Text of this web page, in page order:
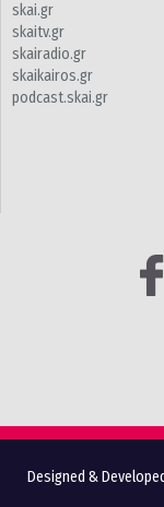
skai.gr
skaitv.gr
skairadio.gr
skaikairos.gr
podcast.skai.gr
Designed &